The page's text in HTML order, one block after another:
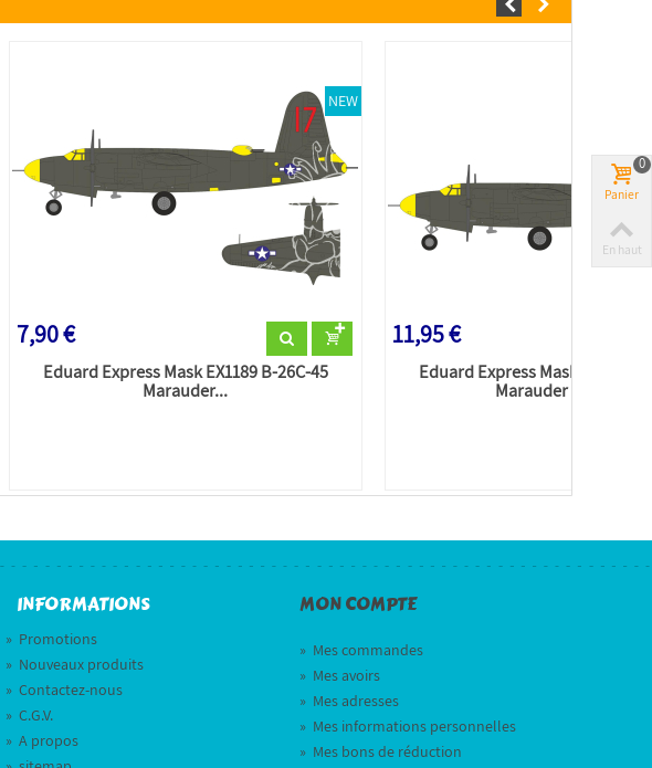
NEW
7,90 €
Eduard Express Mask EX1189 B-26C-45
Marauder...
11,95 €
Eduard Express Mask EX1188
Marauder TFace...
INFORMATIONS
» Promotions
» Nouveaux produits
» Contactez-nous
» C.G.V.
» A propos
MON COMPTE
» Mes commandes
» Mes avoirs
» Mes adresses
» Mes informations personnelles
» Mes bons de réduction
Panier
0
En haut